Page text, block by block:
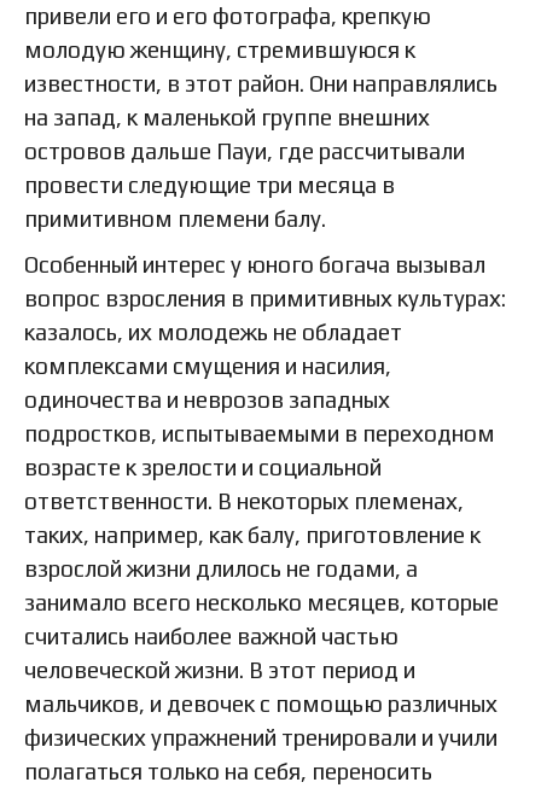
привели его и его фотографа, крепкую
молодую женщину, стремившуюся к
известности, в этот район. Они направлялись
на запад, к маленькой группе внешних
островов дальше Пауи, где рассчитывали
провести следующие три месяца в
примитивном племени балу.
Особенный интерес у юного богача вызывал
вопрос взросления в примитивных культурах:
казалось, их молодежь не обладает
комплексами смущения и насилия,
одиночества и неврозов западных
подростков, испытываемыми в переходном
возрасте к зрелости и социальной
ответственности. В некоторых племенах,
таких, например, как балу, приготовление к
взрослой жизни длилось не годами, а
занимало всего несколько месяцев, которые
считались наиболее важной частью
человеческой жизни. В этот период и
мальчиков, и девочек с помощью различных
физических упражнений тренировали и учили
полагаться только на себя, переносить